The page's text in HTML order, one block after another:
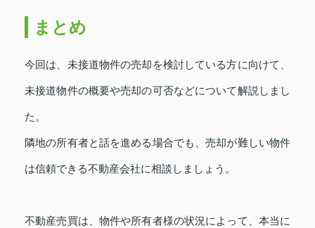
まとめ
今回は、未接道物件の売却を検討している方に向けて、
未接道物件の概要や売却の可否などについて解説しまし
た。
隣地の所有者と話を進める場合でも、売却が難しい物件
は信頼できる不動産会社に相談しましょう。
不動産売買は、物件や所有者様の状況によって、本当に